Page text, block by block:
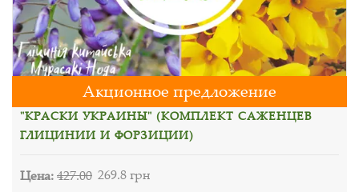
Акционное предложение
"КРАСКИ УКРАИНЫ" (КОМПЛЕКТ САЖЕНЦЕВ
ГЛИЦИНИИ И ФОРЗИЦИИ)
Цена:427.00 269.8 грн